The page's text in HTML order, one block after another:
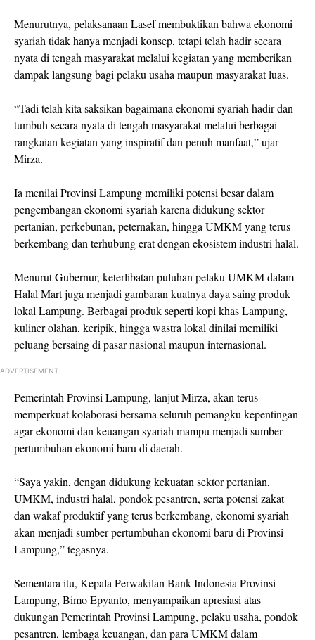
Menurutnya, pelaksanaan Lasef membuktikan bahwa ekonomi
syariah tidak hanya menjadi konsep, tetapi telah hadir secara
nyata di tengah masyarakat melalui kegiatan yang memberikan
dampak langsung bagi pelaku usaha maupun masyarakat luas.
“Tadi telah kita saksikan bagaimana ekonomi syariah hadir dan
tumbuh secara nyata di tengah masyarakat melalui berbagai
rangkaian kegiatan yang inspiratif dan penuh manfaat,” ujar
Mirza.
Ia menilai Provinsi Lampung memiliki potensi besar dalam
pengembangan ekonomi syariah karena didukung sektor
pertanian, perkebunan, peternakan, hingga UMKM yang terus
berkembang dan terhubung erat dengan ekosistem industri halal.
Menurut Gubernur, keterlibatan puluhan pelaku UMKM dalam
Halal Mart juga menjadi gambaran kuatnya daya saing produk
lokal Lampung. Berbagai produk seperti kopi khas Lampung,
kuliner olahan, keripik, hingga wastra lokal dinilai memiliki
peluang bersaing di pasar nasional maupun internasional.
ADVERTISEMENT
Pemerintah Provinsi Lampung, lanjut Mirza, akan terus
memperkuat kolaborasi bersama seluruh pemangku kepentingan
agar ekonomi dan keuangan syariah mampu menjadi sumber
pertumbuhan ekonomi baru di daerah.
“Saya yakin, dengan didukung kekuatan sektor pertanian,
UMKM, industri halal, pondok pesantren, serta potensi zakat
dan wakaf produktif yang terus berkembang, ekonomi syariah
akan menjadi sumber pertumbuhan ekonomi baru di Provinsi
Lampung,” tegasnya.
Sementara itu, Kepala Perwakilan Bank Indonesia Provinsi
Lampung, Bimo Epyanto, menyampaikan apresiasi atas
dukungan Pemerintah Provinsi Lampung, pelaku usaha, pondok
pesantren, lembaga keuangan, dan para UMKM dalam